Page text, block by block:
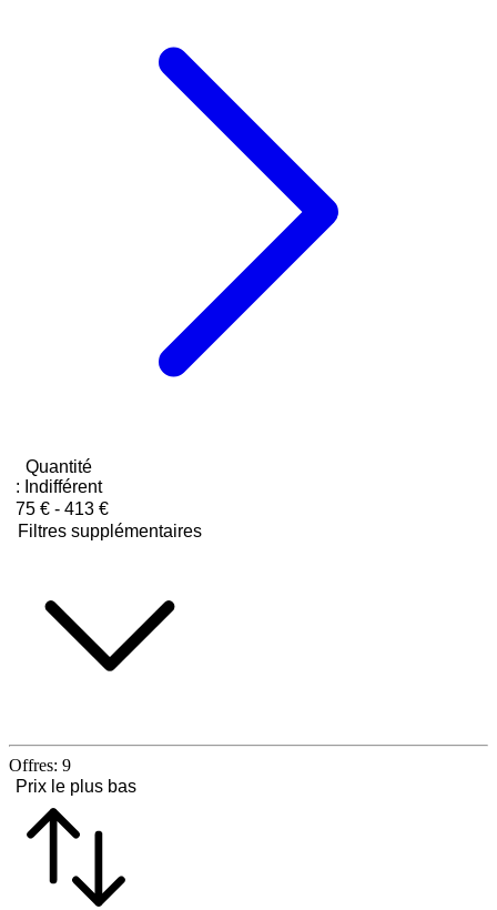
Quantité
: Indifférent
75 € - 413 €
Filtres supplémentaires
Offres: 9
Prix le plus bas